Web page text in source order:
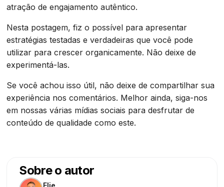
atração de engajamento autêntico.
Nesta postagem, fiz o possível para apresentar
estratégias testadas e verdadeiras que você pode
utilizar para crescer organicamente. Não deixe de
experimentá-las.
Se você achou isso útil, não deixe de compartilhar sua
experiência nos comentários. Melhor ainda, siga-nos
em nossas várias mídias sociais para desfrutar de
conteúdo de qualidade como este.
Sobre o autor
Elie